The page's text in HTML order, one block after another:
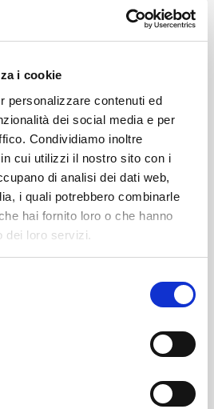
i cookie
personalizzare contenuti ed
dei social media e per
Condividiamo inoltre
cui utilizzi il nostro sito con i
di analisi dei dati web,
i quali potrebbero combinarle
hai fornito loro o che hanno
dei loro servizi.
Necrologi